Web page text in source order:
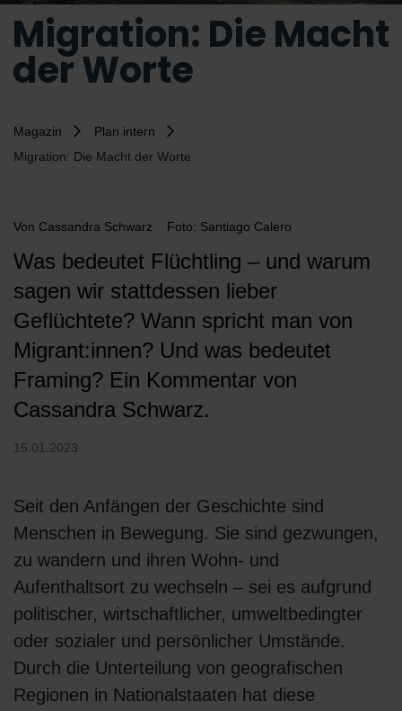
Migration: Die Macht
der Worte
Magazin
Plan intern
Migration: Die Macht der Worte
Von Cassandra Schwarz Foto: Santiago Calero
Was bedeutet Flüchtling – und warum
sagen wir stattdessen lieber
Geflüchtete? Wann spricht man von
Migrant:innen? Und was bedeutet
Framing? Ein Kommentar von
Cassandra Schwarz.
15.01.2023
Seit den Anfängen der Geschichte sind
Menschen in Bewegung. Sie sind gezwungen,
zu wandern und ihren Wohn- und
Aufenthaltsort zu wechseln – sei es aufgrund
politischer, wirtschaftlicher, umweltbedingter
oder sozialer und persönlicher Umstände.
Durch die Unterteilung von geografischen
Regionen in Nationalstaaten hat diese